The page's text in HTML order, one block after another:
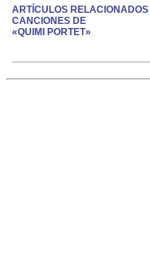
ARTÍCULOS
CANCIONES DE
«QUIMI PORTET»